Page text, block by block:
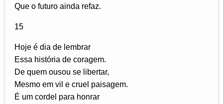
Que o futuro ainda refaz.
15
Hoje é dia de lembrar
Essa história de coragem.
De quem ousou se libertar,
Mesmo em vil e cruel paisagem.
É um cordel para honrar